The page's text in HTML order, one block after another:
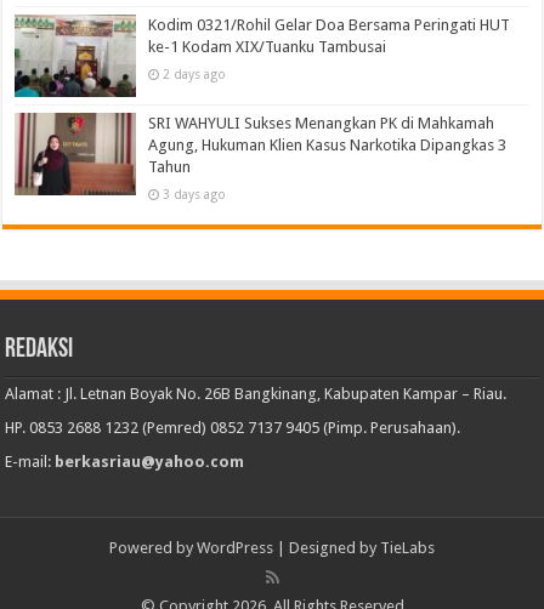
Kodim 0321/Rohil Gelar Doa Bersama Peringati HUT
ke-1 Kodam XIX/Tuanku Tambusai
2 days ago
SRI WAHYULI Sukses Menangkan PK di Mahkamah
Agung, Hukuman Klien Kasus Narkotika Dipangkas 3
Tahun
3 days ago
Redaksi
Alamat : Jl. Letnan Boyak No. 26B Bangkinang, Kabupaten Kampar – Riau.
HP. 0853 2688 1232 (Pemred) 0852 7137 9405 (Pimp. Perusahaan).
E-mail: berkasriau@yahoo.com
Powered by WordPress | Designed by TieLabs